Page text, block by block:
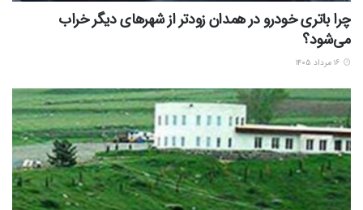
چرا باتری خودرو در همدان زودتر از شهرهای دیگر خراب
می‌شود؟